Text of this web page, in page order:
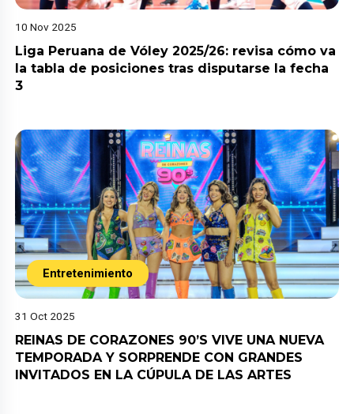
10 Nov 2025
Liga Peruana de Vóley 2025/26: revisa cómo va
la tabla de posiciones tras disputarse la fecha
3
Entretenimiento
31 Oct 2025
REINAS DE CORAZONES 90’S VIVE UNA NUEVA
TEMPORADA Y SORPRENDE CON GRANDES
INVITADOS EN LA CÚPULA DE LAS ARTES